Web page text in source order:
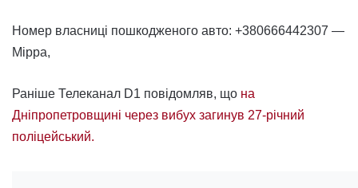
Номер власниці пошкодженого авто: +380666442307 —
Мірра,
Раніше Телеканал D1 повідомляв, що на
Дніпропетровщині через вибух загинув 27-річний
поліцейський.